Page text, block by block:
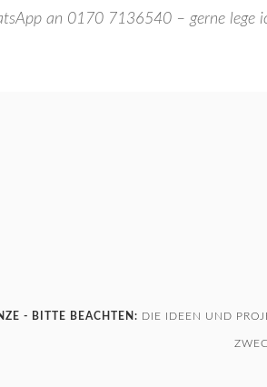
an 0170 7136540 – gerne lege
- BITTE BEACHTEN: DIE IDEEN UND